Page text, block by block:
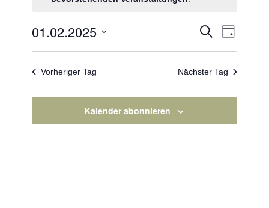
2025
Suche
und
Navigation
SucheTag
01.02.2025
Vorheriger Tag Nächster Tag
Kalender abonnieren